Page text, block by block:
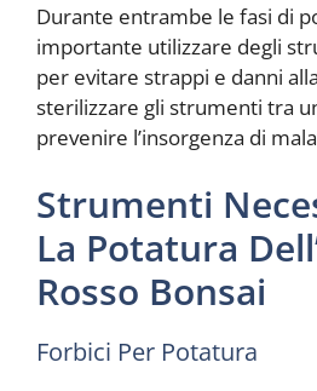
Durante entrambe le fasi di
importante utilizzare degli
per evitare strappi e danni
sterilizzare gli strumenti tra
prevenire l’insorgenza di
Strumenti
La Potatura
Rosso Bonsai
Forbici Per Potatura